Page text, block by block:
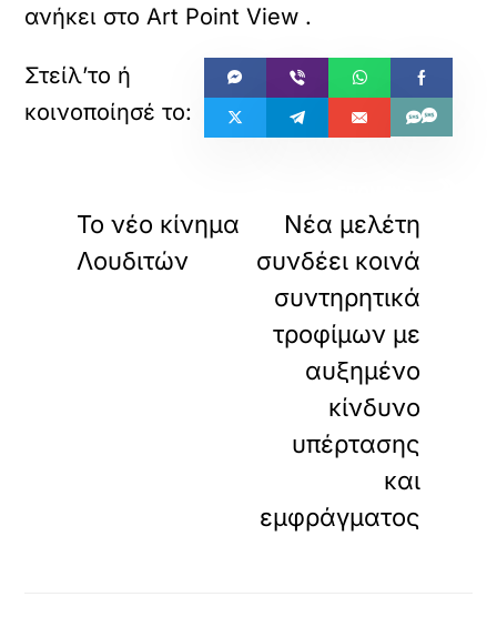
ανήκει στοArt Point View .
Το νέο κίνημα
Λουδιτών
Νέα μελέτη
συνδέει κοινά
συντηρητικά
τροφίμων με
αυξημένο
κίνδυνο
υπέρτασης
και
εμφράγματος